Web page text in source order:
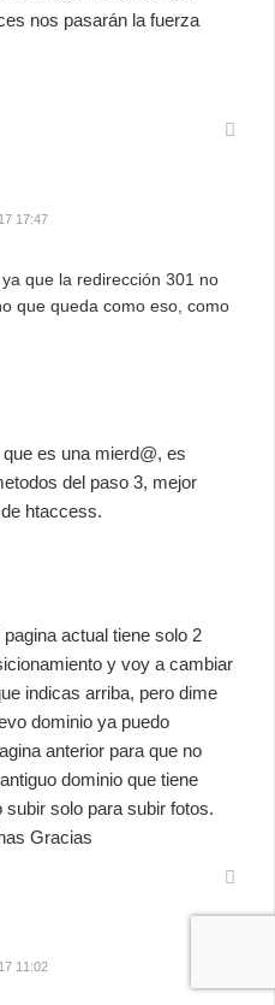
nos pasarán la fuerza
17:47
que la redirección 301 no
que queda como eso, como
es una mierd@, es
del paso 3, mejor
htaccess.
actual tiene solo 2
y voy a cambiar
indicas arriba, pero dime
dominio ya puedo
anterior para que no
dominio que tiene
subir solo para subir fotos.
Gracias
11:02